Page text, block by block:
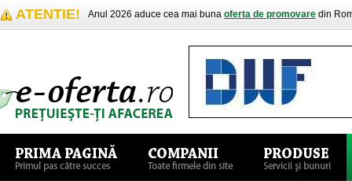
ATENTIE! Anul 2026 aduce cea mai buna oferta de promovare din